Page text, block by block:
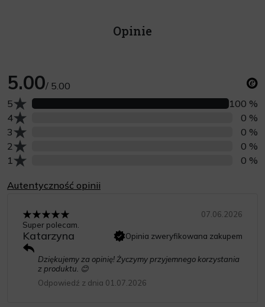
Opinie
5.00/ 5.00
Liczba opinii z oceną
1 0 %
Liczba opinii z oceną
2 0 %
Liczba opinii z oceną
3 0 %
Liczba opinii z oceną
4 0 %
Liczba opinii z oceną
5 100 %
Autentyczność opinii
07.06.2026
Super polecam.
Katarzyna Opinia zweryfikowana zakupem
Dziękujemy za opinię! Życzymy przyjemnego korzystania
z produktu. 😊
Odpowiedź z dnia 01.07.2026